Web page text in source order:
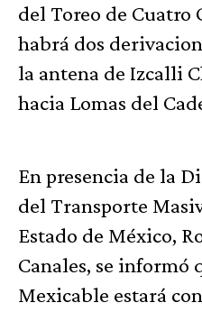
del Toreo de Cuatro
habrá dos
la antena de Izcalli
hacia Lomas del
En presencia de la
del Transporte
Estado de México,
Canales, se informó
Mexicable estará